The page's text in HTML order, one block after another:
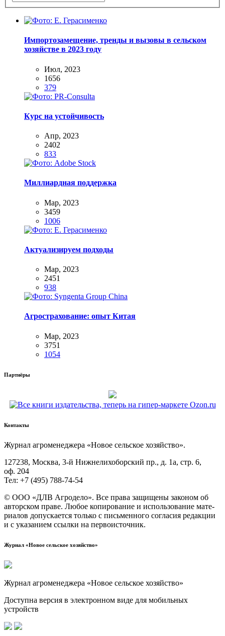
Импортозамещение, тренды и вызовы в сельском
хозяйстве в 2023 году
Июл, 2023
1656
379
Курс на устойчивость
Апр, 2023
2402
833
Миллиардная поддержка
Мар, 2023
3459
1006
Актуализируем подходы
Мар, 2023
2451
938
Агрострахование: опыт Китая
Мар, 2023
3751
1054
Партнёры
Контакты
Жур­нал агро­ме­не­дже­ра «Новое сель­ское хозяйство».
127238, Москва, 3‑й Ниж­не­ли­хо­бор­ский пр., д. 1а, стр. 6,
оф. 204
Тел: +7 (495) 788‑74‑54
© ООО «ДЛВ Агро­де­ло». Все пра­ва защи­ще­ны зако­ном об
автор­ском пра­ве. Любое копи­ро­ва­ние и исполь­зо­ва­ние мате­
ри­а­лов допус­ка­ет­ся толь­ко с пись­мен­но­го согла­сия редак­ции
и с ука­за­ни­ем ссыл­ки на первоисточник.
Журнал «Новое сельское хозяйство»
Журнал агроменеджера «Новое сельское хозяйство»
Доступна версия в электронном виде для мобильных
устройств